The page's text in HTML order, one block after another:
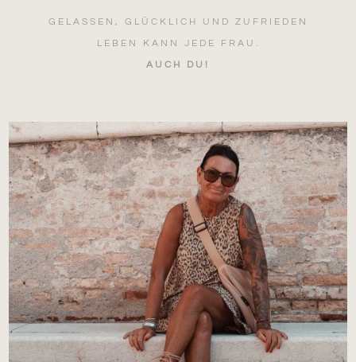
GELASSEN, GLÜCKLICH UND ZUFRIEDEN
LEBEN KANN JEDE FRAU.
AUCH DU!